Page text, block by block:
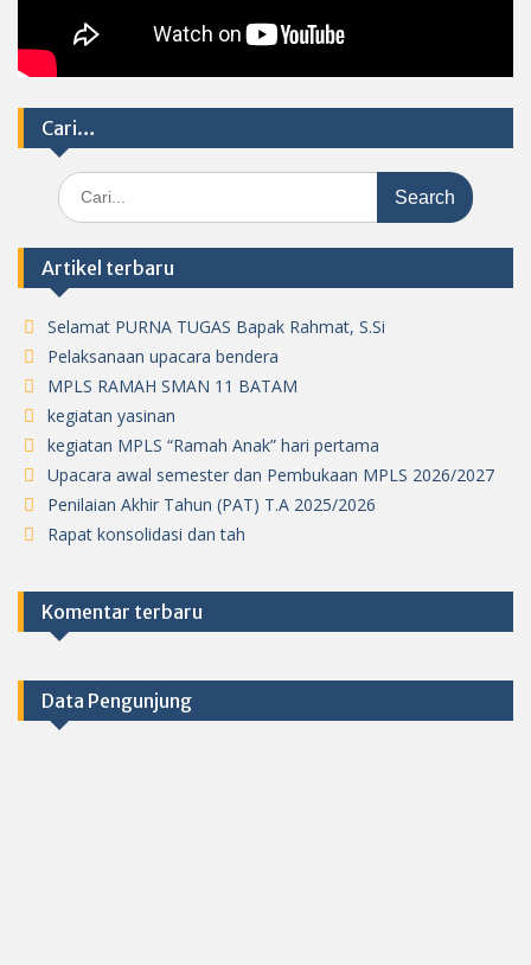
Cari…
Search
for:
Artikel terbaru
Selamat PURNA TUGAS Bapak Rahmat, S.Si
Pelaksanaan upacara bendera
MPLS RAMAH SMAN 11 BATAM
kegiatan yasinan
kegiatan MPLS “Ramah Anak” hari pertama
Upacara awal semester dan Pembukaan MPLS 2026/2027
Penilaian Akhir Tahun (PAT) T.A 2025/2026
Rapat konsolidasi dan tah
Komentar terbaru
Data Pengunjung